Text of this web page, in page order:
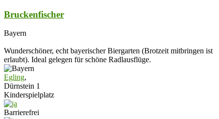
Bruckenfischer
Bayern
Wunderschöner, echt bayerischer Biergarten (Brotzeit mitbringen ist
erlaubt). Ideal gelegen für schöne Radlausflüge.
Egling,
Dürnstein 1
Kinderspielplatz
Barrierefrei